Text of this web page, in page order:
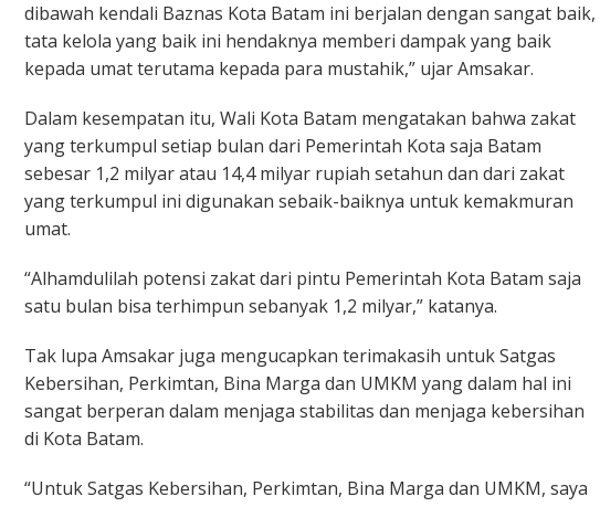
dibawah kendali Baznas Kota Batam ini berjalan dengan sangat baik,
tata kelola yang baik ini hendaknya memberi dampak yang baik
kepada umat terutama kepada para mustahik,” ujar Amsakar.
Dalam kesempatan itu, Wali Kota Batam mengatakan bahwa zakat
yang terkumpul setiap bulan dari Pemerintah Kota saja Batam
sebesar 1,2 milyar atau 14,4 milyar rupiah setahun dan dari zakat
yang terkumpul ini digunakan sebaik-baiknya untuk kemakmuran
umat.
“Alhamdulilah potensi zakat dari pintu Pemerintah Kota Batam saja
satu bulan bisa terhimpun sebanyak 1,2 milyar,” katanya.
Tak lupa Amsakar juga mengucapkan terimakasih untuk Satgas
Kebersihan, Perkimtan, Bina Marga dan UMKM yang dalam hal ini
sangat berperan dalam menjaga stabilitas dan menjaga kebersihan
di Kota Batam.
“Untuk Satgas Kebersihan, Perkimtan, Bina Marga dan UMKM, saya